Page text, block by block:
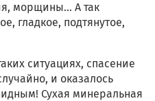
морщины... А так
гладкое, подтянутое,
ситуациях, спасение
и оказалось
Сухая минеральная